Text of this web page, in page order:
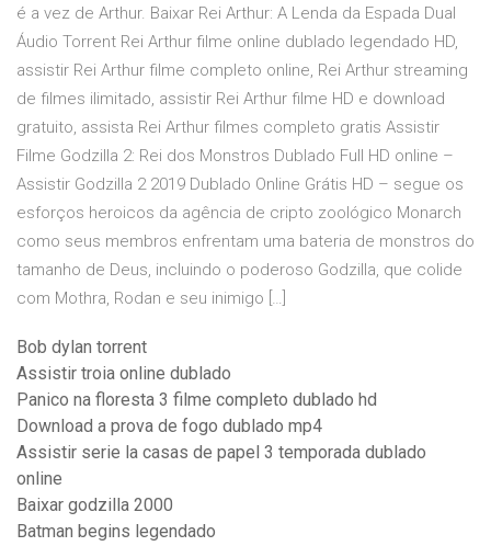
é a vez de Arthur. Baixar Rei Arthur: A Lenda da Espada Dual
Áudio Torrent Rei Arthur filme online dublado legendado HD,
assistir Rei Arthur filme completo online, Rei Arthur streaming
de filmes ilimitado, assistir Rei Arthur filme HD e download
gratuito, assista Rei Arthur filmes completo gratis Assistir
Filme Godzilla 2: Rei dos Monstros Dublado Full HD online –
Assistir Godzilla 2 2019 Dublado Online Grátis HD – segue os
esforços heroicos da agência de cripto zoológico Monarch
como seus membros enfrentam uma bateria de monstros do
tamanho de Deus, incluindo o poderoso Godzilla, que colide
com Mothra, Rodan e seu inimigo […]
Bob dylan torrent
Assistir troia online dublado
Panico na floresta 3 filme completo dublado hd
Download a prova de fogo dublado mp4
Assistir serie la casas de papel 3 temporada dublado
online
Baixar godzilla 2000
Batman begins legendado